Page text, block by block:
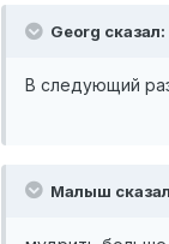
Georg сказал:
В следующий
Малыш